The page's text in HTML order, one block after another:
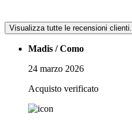
Visualizza tutte le recensioni clienti.
Madis / Como
24 marzo 2026
Acquisto verificato